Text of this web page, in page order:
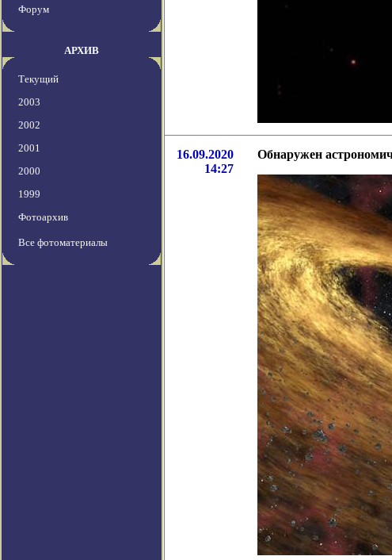
Форум
АРХИВ
Текущий
2003
2002
2001
2000
1999
Фотоархив
Все фотоматериалы
16.09.2020
14:27
Обнаружен